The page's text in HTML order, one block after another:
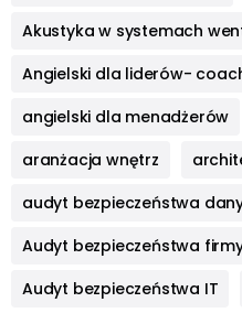
Akustyka w systemach
Angielski dla liderów-
angielski dla menadżerów
aranżacja wnętrz
audyt bezpieczeństwa
Audyt bezpieczeństwa
Audyt bezpieczeństwa IT